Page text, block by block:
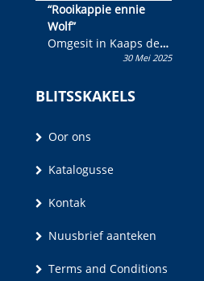
“Rooikappie ennie
Wolf”
Omgesit in Kaaps deur
Olivia M. Coetzee30 Mei 2025
BLITSSKAKELS
Oor ons
Katalogusse
Kontak
Nuusbrief aanteken
Terms and Conditions